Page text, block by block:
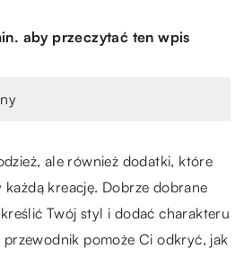
aby przeczytać ten wpis
ale również dodatki, które
każdą kreację. Dobrze dobrane
Twój styl i dodać charakteru
przewodnik pomoże Ci odkryć, jak